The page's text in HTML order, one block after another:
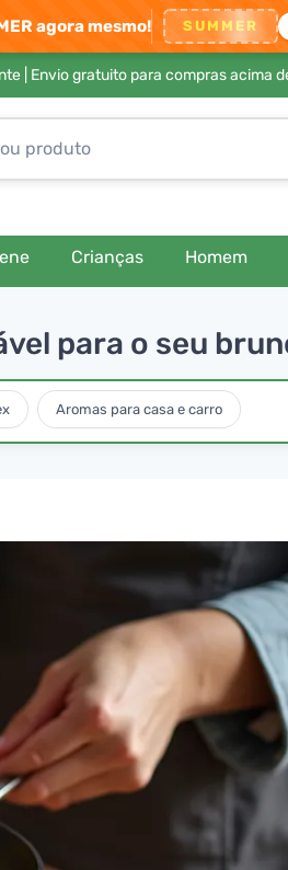
agora mesmo! SUMMER
| Envio gratuito para compras acima
Crianças Homem
para o seu
Aromas para casa e carro